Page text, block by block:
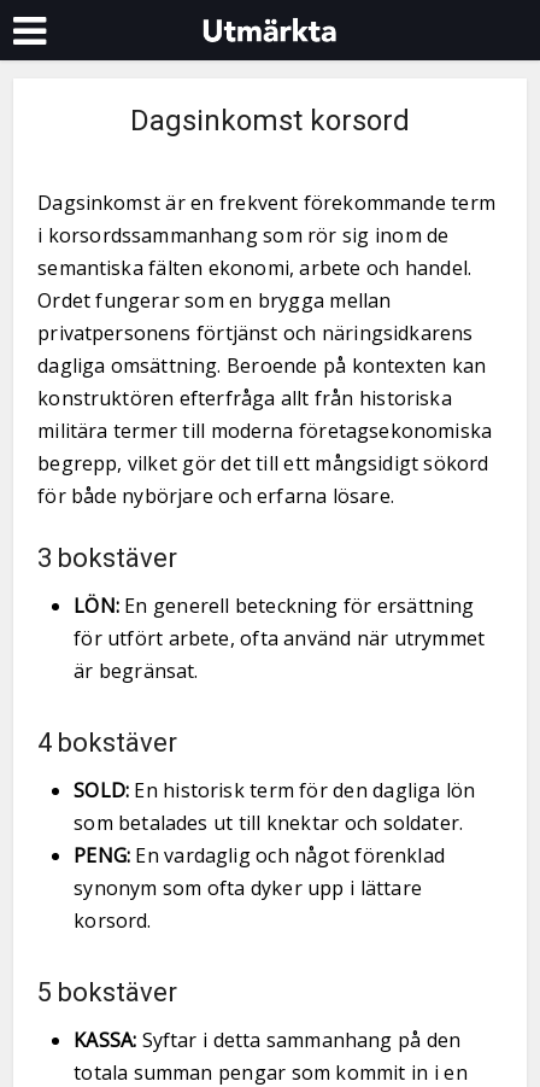
Dagsinkomst korsord
Dagsinkomst är en frekvent förekommande term
i korsordssammanhang som rör sig inom de
semantiska fälten ekonomi, arbete och handel.
Ordet fungerar som en brygga mellan
privatpersonens förtjänst och näringsidkarens
dagliga omsättning. Beroende på kontexten kan
konstruktören efterfråga allt från historiska
militära termer till moderna företagsekonomiska
begrepp, vilket gör det till ett mångsidigt sökord
för både nybörjare och erfarna lösare.
3 bokstäver
LÖN:En generell beteckning för ersättning
för utfört arbete, ofta använd när utrymmet
är begränsat.
4 bokstäver
SOLD: En historisk term för den dagliga lön
som betalades ut till knektar och soldater.
PENG: En vardaglig och något förenklad
synonym som ofta dyker upp i lättare
korsord.
5 bokstäver
KASSA: Syftar i detta sammanhang på den
totala summan pengar som kommit in i en